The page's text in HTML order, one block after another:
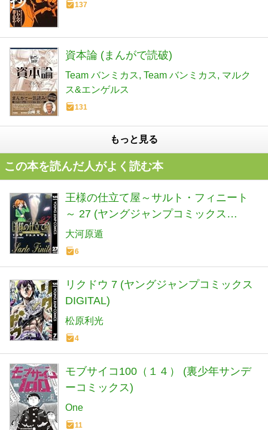
137
資本論 (まんがで読破)
Team バンミカス Team バンミカス
マルク
ス&エンゲルス
131
もっと見る
この本を読んだ人がよく読む本
王様の仕立て屋～サルト・フィニート
～ 27 (ヤングジャンプコミックス
DIGITAL)
大河原遁
6
リクドウ 7 (ヤングジャンプコミックス
DIGITAL)
松原利光
4
モブサイコ100（１４） (裏少年サンデ
ーコミックス)
One
11